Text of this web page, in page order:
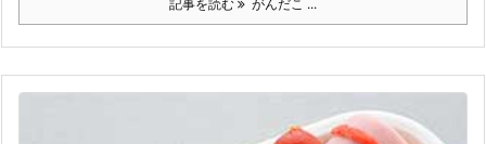
記事を読む がんだこ ...